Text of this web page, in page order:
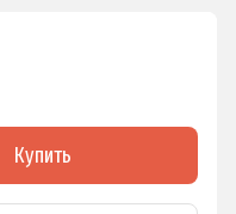
Купить